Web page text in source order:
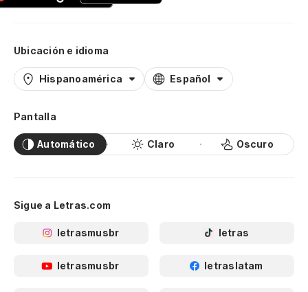
Ubicación e idioma
Hispanoamérica Español
Pantalla
Automático Claro Oscuro
Sigue a Letras.com
letrasmusbr letras
letrasmusbr letraslatam